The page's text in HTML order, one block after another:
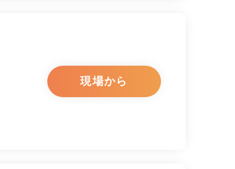
現場から